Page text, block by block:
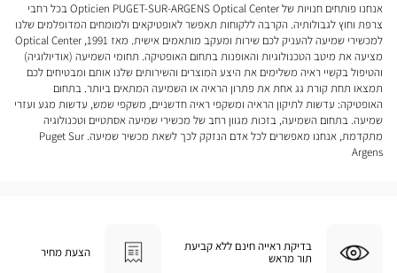
אנחנו פותחים חנויות של Opticien PUGET-SUR-ARGENS Optical Center בכל רחבי
צרפת וחוץ לגבולותיה. הקרבה ללקוחות תאפשר לאופטיקאים ולמומחים המדופלמים שלנו
למכשירי שמיעה להעניק לכם שירות ומעקב מותאמים אישית. מאז 1991, Optical Center
מציעה את מיטב הטכנולוגיות והאופנות בתחום האופטיקה. תחומי השמיעה (אודיולוגיה)
והטיפול בקשיי ראיה משלימים את היצע המוצרים והשירותים שלנו אותם ומבטיחים לכם
תמצאו תחת קורת גג אחת את פתרון הראיה או השמיעה המתאים ביותר. בתחום
האופטיקה: עדשות לתיקון הראיה ומשקפי ראיה חדשניים, משקפי שמש, עדשות מגע ועזרי
שמיעה. בתחום השמיעה, בזכות מגוון רחב של מכשירי שמיעה אסתטיים וטכנולוגיה
מתקדמת, אנחנו מאפשרים לכל אדם הנזקק לכך לשאת מכשיר שמיעה. Puget Sur
Argens
בדיקת ראייה חינם ללא קביעת
תור מראש
הצעת מחיר